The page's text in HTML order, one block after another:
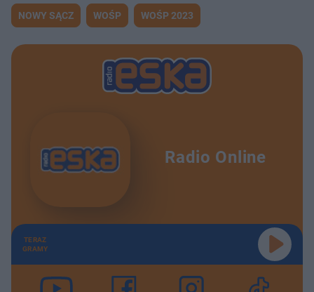
NOWY SĄCZ WOŚP WOŚP 2023
Radio Online
TERAZ
GRAMY